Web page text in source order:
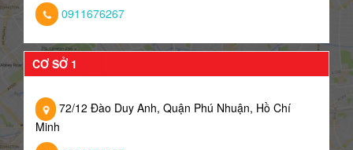
0911676267
CƠ SỞ 1
72/12 Đào Duy Anh, Quận Phú Nhuận, Hồ Chí
Minh